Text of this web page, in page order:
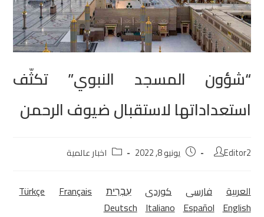
“شؤون المسجد النبوي” تكثّف
استعداداتها لاستقبال ضيوف الرحمن
Editor2 يونيو 8, 2022 اخبار عالمية
العربية فارسی كوردی‎ עִבְרִית Türkçe
Français
Deutsch Italiano Español English